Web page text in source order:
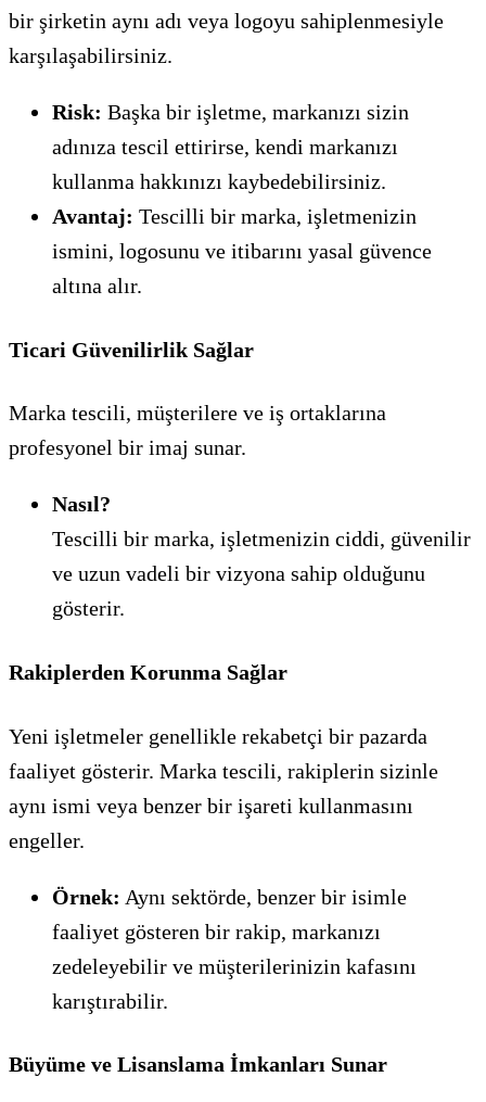
bir şirketin aynı adı veya logoyu sahiplenmesiyle
karşılaşabilirsiniz.
Risk: Başka bir işletme, markanızı sizin
adınıza tescil ettirirse, kendi markanızı
kullanma hakkınızı kaybedebilirsiniz.
Avantaj: Tescilli bir marka, işletmenizin
ismini, logosunu ve itibarını yasal güvence
altına alır.
Ticari Güvenilirlik Sağlar
Marka tescili, müşterilere ve iş ortaklarına
profesyonel bir imaj sunar.
Nasıl?
Tescilli bir marka, işletmenizin ciddi, güvenilir
ve uzun vadeli bir vizyona sahip olduğunu
gösterir.
Rakiplerden Korunma Sağlar
Yeni işletmeler genellikle rekabetçi bir pazarda
faaliyet gösterir. Marka tescili, rakiplerin sizinle
aynı ismi veya benzer bir işareti kullanmasını
engeller.
Örnek: Aynı sektörde, benzer bir isimle
faaliyet gösteren bir rakip, markanızı
zedeleyebilir ve müşterilerinizin kafasını
karıştırabilir.
Büyüme ve Lisanslama İmkanları Sunar